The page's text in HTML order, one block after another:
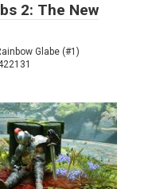
2: The New
Glabe (#1)